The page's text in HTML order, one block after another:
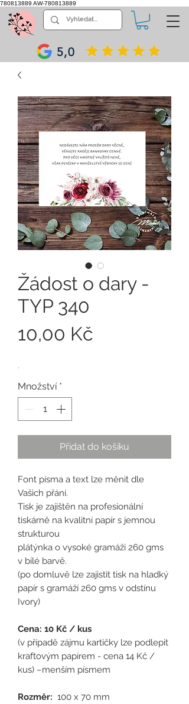
780813889 AW-780813889
5,0
Žádost o dary -
TYP 340
10,00 Kč
.
Množství *
Přidat do košíku
Font písma a text lze měnit dle
Vašich přání.
Tisk je zajištěn na profesionální
tiskárně na kvalitní papír s jemnou
strukturou
plátýnka o vysoké gramáži 260 gms
v bílé barvě.
(po domluvě lze zajistit tisk na hladký
papír s gramáží 260 gms v odstínu
Ivory)
Cena: 10 Kč / kus
(v případě zájmu kartičky lze podlepit
kraftovým papírem - cena 14 Kč /
kus) –menším písmem
Rozměr: 100 x 70 mm